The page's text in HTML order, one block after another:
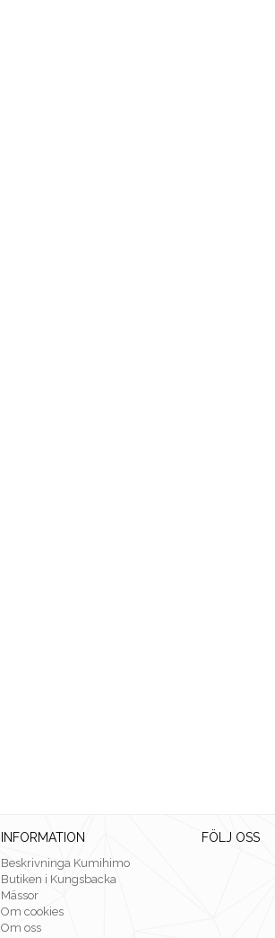
INFORMATION
Beskrivninga Kumihimo
Butiken i Kungsbacka
Mässor
Om cookies
Om oss
FÖLJ OSS